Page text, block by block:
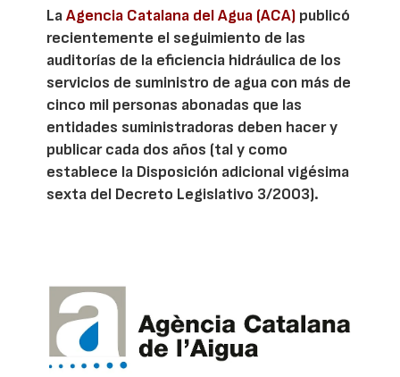
LaAgencia Catalana del Agua (ACA) publicó
recientemente el seguimiento de las
auditorías de la eficiencia hidráulica de los
servicios de suministro de agua con más de
cinco mil personas abonadas que las
entidades suministradoras deben hacer y
publicar cada dos años (tal y como
establece la Disposición adicional vigésima
sexta del Decreto Legislativo 3/2003).